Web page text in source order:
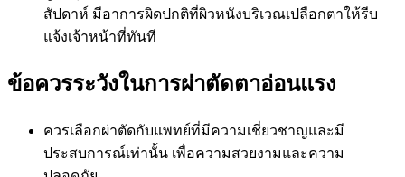
สัปดาห์ มีอาการผิดปกติที่ผิวหนังบริเวณเปลือกตาให้รีบ
แจ้งเจ้าหน้าที่ทันที
ข้อควรระวังในการผ่าตัดตาอ่อนแรง
ควรเลือกผ่าตัดกับแพทย์ที่มีความเชี่ยวชาญและมี
ประสบการณ์เท่านั้น เพื่อความสวยงามและความ